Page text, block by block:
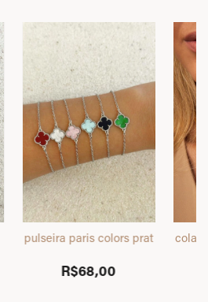
pulseira paris colors prata
R$68,00
colar